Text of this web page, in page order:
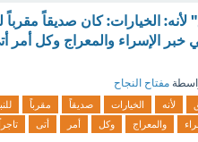
لأنه: الخيارات: كان صديقاً
الإسراء والمعراج وكل أمر
مفتاح النجاح
لأنه الخيارات صديقاً مقرباً
والمعراج وكل أمر أتى